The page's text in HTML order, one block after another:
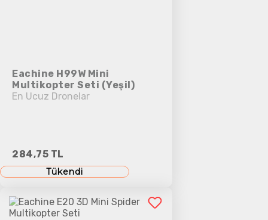
Eachine H99W Mini
Multikopter Seti (Yeşil)
En Ucuz Dronelar
284,75 TL
Tükendi